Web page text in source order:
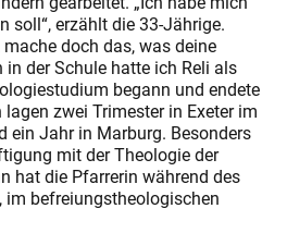
soll“, erzählt die 33-Jährige.
doch das, was deine
der Schule hatte ich Reli als
begann und endete
zwei Trimester in Exeter im
ein Jahr in Marburg. Besonders
mit der Theologie der
hat die Pfarrerin während des
befreiungstheologischen